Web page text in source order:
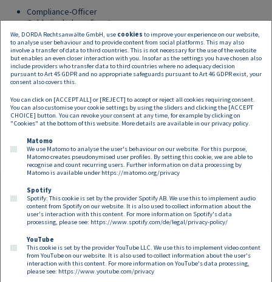
Compliance-Officer
Geldwäschebeauftragte
Vorstands- und Aufsichtsratsmitglieder, Leiter und Mitarbeiter
der Aufsichtsbehörden
Führungskräfte und Mitarbeiter von Banken, Versicherungen und
Finanzdienstleistern
Wirtschaftstreuhänder
Hier geht es zur Anmeldung:Finanzprodukte im Fokus von Compliance-
Regelungen » Seminar • ARS Akademie
Footer EN
Contact Imprint Privacy Cookies
We, DORDA Rechtsanwälte GmbH, use cookies to improve your experience on our website,
to analyse user behaviour and to provide content from social platforms. This may also
involve a transfer of data to third countries. This is not necessary for the use of the website
but enables an even closer interaction with you. Insofar as the settings you have chosen also
include providers who transfer data to third countries where no adequacy decision
pursuant to Art 45 GDPR and no appropriate safeguards pursuant to Art 46 GDPR exist, your
consent also covers this.
You can click on [ACCEPT ALL] or [REJECT] to accept or reject all cookies requiring consent.
You can also customise your cookie settings by using the sliders and clicking the [ACCEPT
CHOICE] button. You can revoke your consent at any time, for example by clicking on
"Cookies" at the bottom of this website. More details are available in our privacy policy.
Matomo
We use Matomo to analyse the user's behaviour on our website. For this purpose,
Matomo creates pseudonymised user profiles. By setting this cookie, we are able to
recognise and count recurring users. Further information on data processing by
Matomo is available under https://matomo.org/privacy
Spotify
Spotify: This cookie is set by the provider Spotify AB. We use this to implement audio
content from Spotify on our website. It is also used to collect information about the
user's interaction with this content. For more information on Spotify's data
processing, please see: https://www.spotify.com/de/legal/privacy-policy/
YouTube
This cookie is set by the provider YouTube LLC. We use this to implement video content
from YouTube on our website. It is also used to collect information about the user's
interaction with this content. For more information on YouTube's data processing,
please see: https://www.youtube.com/privacy
Follow us on: